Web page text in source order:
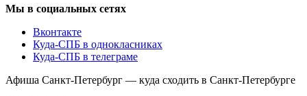
Мы в социальных сетях
Вконтакте
Куда-СПБ в однокласниках
Куда-СПБ в телеграме
Афиша Санкт-Петербург — куда сходить в Санкт-Петербурге